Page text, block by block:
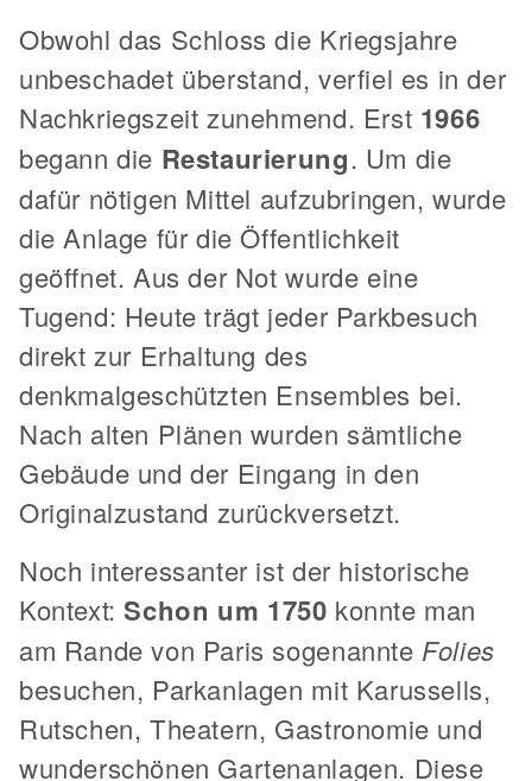
Obwohl das Schloss die Kriegsjahre
unbeschadet überstand, verfiel es in der
Nachkriegszeit zunehmend. Erst 1966
begann die Restaurierung. Um die
dafür nötigen Mittel aufzubringen, wurde
die Anlage für die Öffentlichkeit
geöffnet. Aus der Not wurde eine
Tugend: Heute trägt jeder Parkbesuch
direkt zur Erhaltung des
denkmalgeschützten Ensembles bei.
Nach alten Plänen wurden sämtliche
Gebäude und der Eingang in den
Originalzustand zurückversetzt.
Noch interessanter ist der historische
Kontext: Schon um 1750 konnte man
am Rande von Paris sogenannte Folies
besuchen, Parkanlagen mit Karussells,
Rutschen, Theatern, Gastronomie und
wunderschönen Gartenanlagen. Diese